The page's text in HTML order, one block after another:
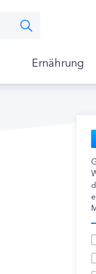
Ernährung